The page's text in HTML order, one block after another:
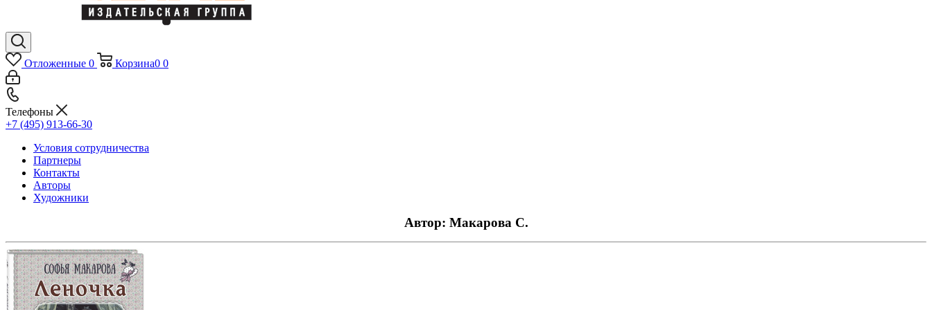
Отложенные 0 Корзина0 0
Телефоны
+7 (495) 913-66-30
Условия сотрудничества
Партнеры
Контакты
Авторы
Художники
Автор: Макарова С.